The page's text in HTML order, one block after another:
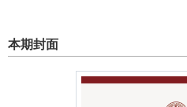
本期封面